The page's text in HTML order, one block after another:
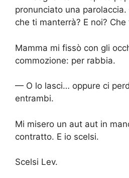
pronunciato una
che ti manterrà? E noi?
Mamma mi fissò con gli
commozione: per rabbia.
— O lo lasci… oppure ci
entrambi.
Mi misero un aut aut in
contratto. E io scelsi.
Scelsi Lev.